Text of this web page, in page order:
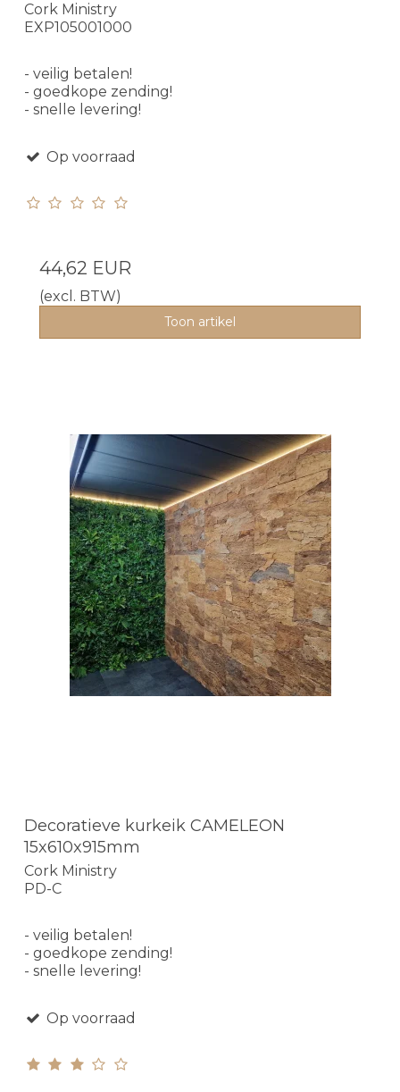
Cork Ministry
EXP105001000
- veilig betalen!
- goedkope zending!
- snelle levering!
Op voorraad
44,62 EUR
(excl. BTW)
Toon artikel
Decoratieve kurkeik CAMELEON
15x610x915mm
Cork Ministry
PD-C
- veilig betalen!
- goedkope zending!
- snelle levering!
Op voorraad